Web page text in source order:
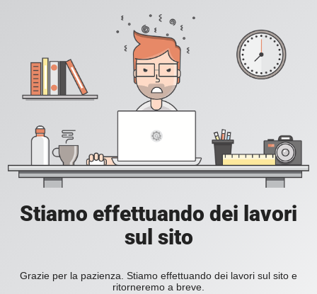
Stiamo effettuando dei lavori
sul sito
Grazie per la pazienza. Stiamo effettuando dei lavori sul sito e
ritorneremo a breve.